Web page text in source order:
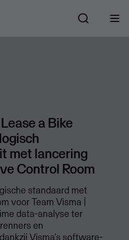
a Bike
met lancering
Control Room
standaard met
voor Team Visma |
data-analyse ter
en
Visma's software-